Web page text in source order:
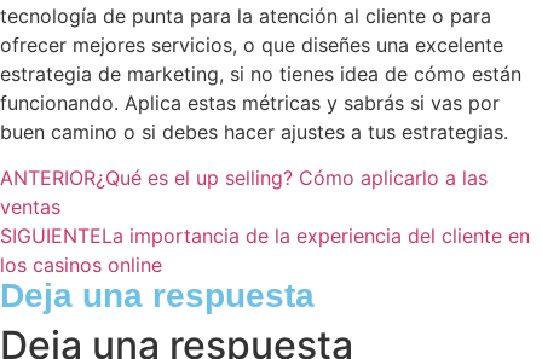
tecnología de punta para la atención al cliente o para
ofrecer mejores servicios, o que diseñes una excelente
estrategia de marketing, si no tienes idea de cómo están
funcionando. Aplica estas métricas y sabrás si vas por
buen camino o si debes hacer ajustes a tus estrategias.
ANTERIOR¿Qué es el up selling? Cómo aplicarlo a las
ventas
SIGUIENTELa importancia de la experiencia del cliente en
los casinos online
Deja una respuesta
Deja una respuesta